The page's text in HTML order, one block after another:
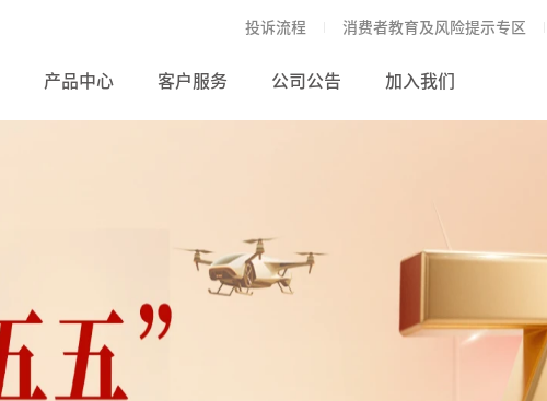
投诉流程 消费者教育及风险提示专区
产品中心 客户服务 公司公告 加入我们